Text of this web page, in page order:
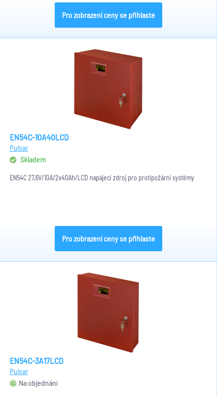
Pro zobrazení ceny se přihlaste
EN54C-10A40LCD
Pulsar
Skladem
EN54C 27,6V/10A/2x40Ah/LCD napájecí zdroj pro protipožární systémy
Pro zobrazení ceny se přihlaste
EN54C-3A17LCD
Pulsar
Na objednání